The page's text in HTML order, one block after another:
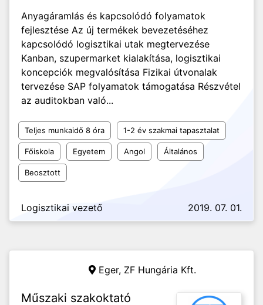
Anyagáramlás és kapcsolódó folyamatok
fejlesztése Az új termékek bevezetéséhez
kapcsolódó logisztikai utak megtervezése
Kanban, szupermarket kialakítása, logisztikai
koncepciók megvalósítása Fizikai útvonalak
tervezése SAP folyamatok támogatása Részvétel
az auditokban való...
Teljes munkaidő 8 óra 1-2 év szakmai tapasztalat
Főiskola Egyetem Angol Általános
Beosztott
Logisztikai vezető 2019. 07. 01.
Eger, ZF Hungária Kft.
Műszaki szakoktató